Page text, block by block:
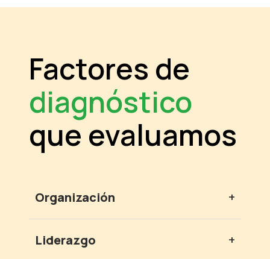
Factores de
diagnóstico
que evaluamos
Organización +
Liderazgo +